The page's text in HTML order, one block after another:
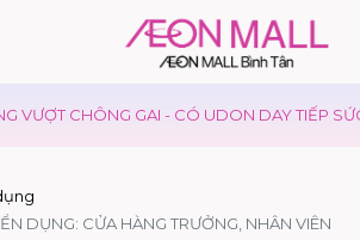
VƯỢT CHÔNG GAI - CÓ UDON DAY TIẾP SỨC
DỤNG: CỬA HÀNG TRƯỞNG, NHÂN VIÊN